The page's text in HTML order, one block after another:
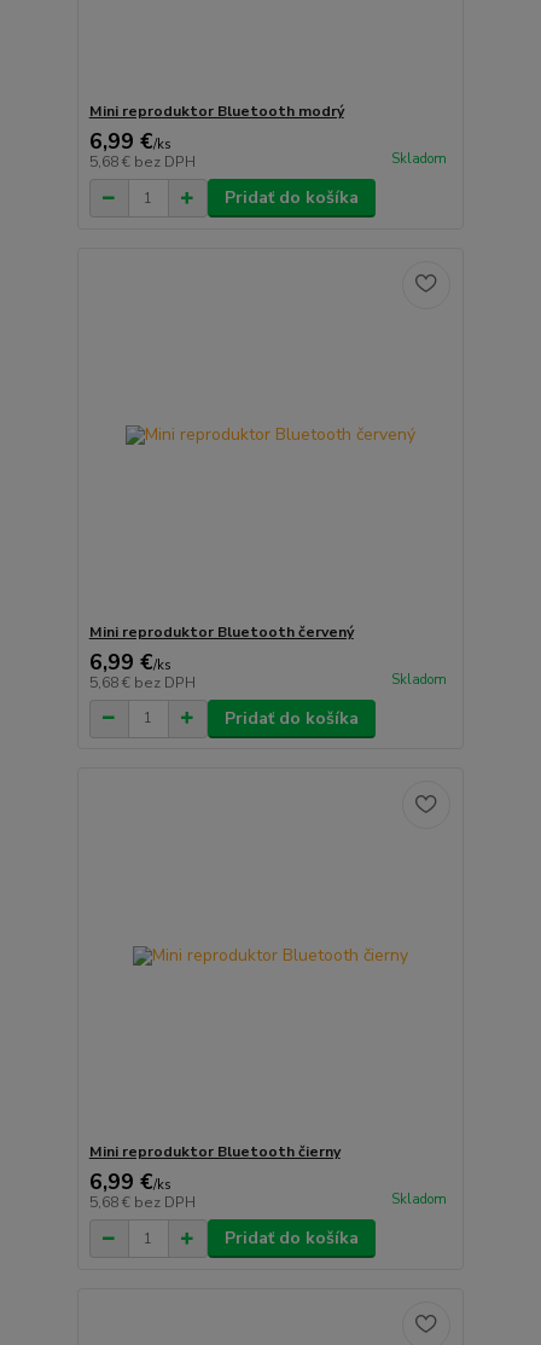
Mini reproduktor Bluetooth modrý
6,99 €/ks
5,68 € bez DPH Skladom
Pridať do košíka
Mini reproduktor Bluetooth červený
6,99 €/ks
5,68 € bez DPH Skladom
Pridať do košíka
Mini reproduktor Bluetooth čierny
6,99 €/ks
5,68 € bez DPH Skladom
Pridať do košíka